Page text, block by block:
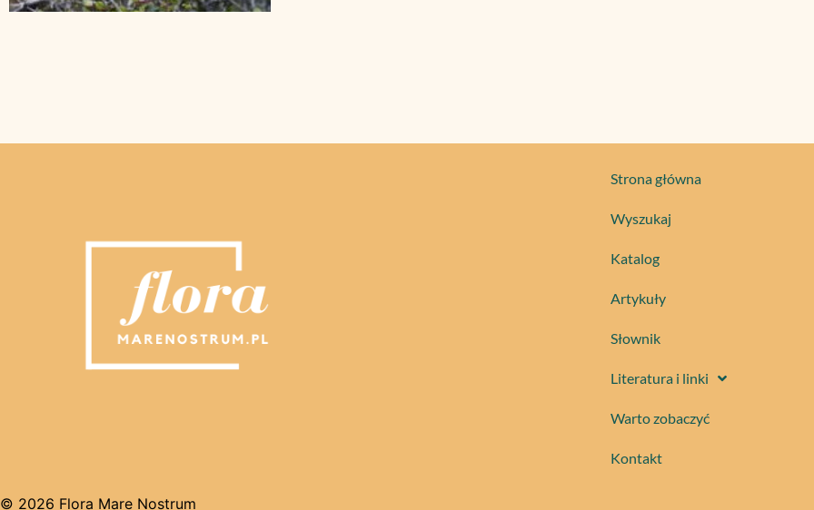
Strona główna
Wyszukaj
Katalog
Artykuły
Słownik
Literatura i linki
Warto zobaczyć
Kontakt
© 2026 Flora Mare Nostrum